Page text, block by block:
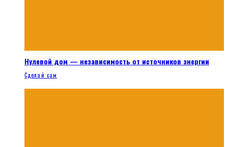
Нулевой дом — независимость от источников энергии
Сделай сам